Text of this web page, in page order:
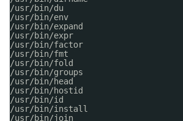
/usr/bin/du
/usr/bin/env
/usr/bin/expand
/usr/bin/expr
/usr/bin/factor
/usr/bin/fmt
/usr/bin/fold
/usr/bin/groups
/usr/bin/head
/usr/bin/hostid
/usr/bin/id
/usr/bin/install
/usr/bin/join